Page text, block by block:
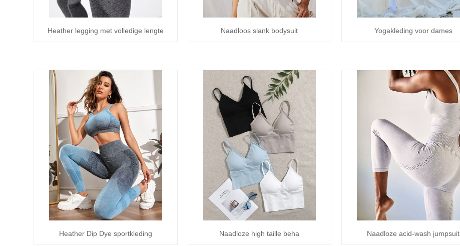
Heather legging met volledige lengte Naadloos slank bodysuit Yogakleding voor dames
Heather Dip Dye sportkleding Naadloze high taille beha Naadloze acid-wash jumpsuit